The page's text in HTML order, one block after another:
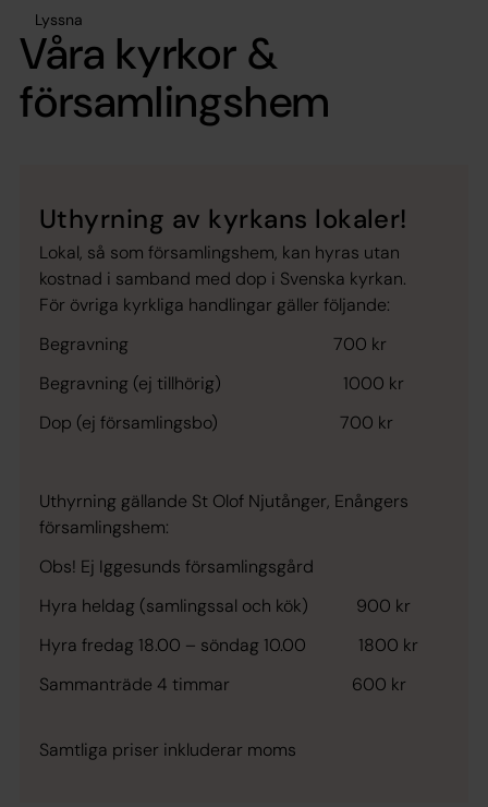
Lyssna
Våra kyrkor &
församlingshem
Uthyrning av kyrkans lokaler!
Lokal, så som församlingshem, kan hyras utan
kostnad i samband med dop i Svenska kyrkan.
För övriga kyrkliga handlingar gäller följande:
Begravning 700 kr
Begravning (ej tillhörig) 1000 kr
Dop (ej församlingsbo) 700 kr
Uthyrning gällande St Olof Njutånger, Enångers
församlingshem:
Obs! Ej Iggesunds församlingsgård
Hyra heldag (samlingssal och kök) 900 kr
Hyra fredag 18.00 – söndag 10.00 1800 kr
Sammanträde 4 timmar 600 kr
Samtliga priser inkluderar moms